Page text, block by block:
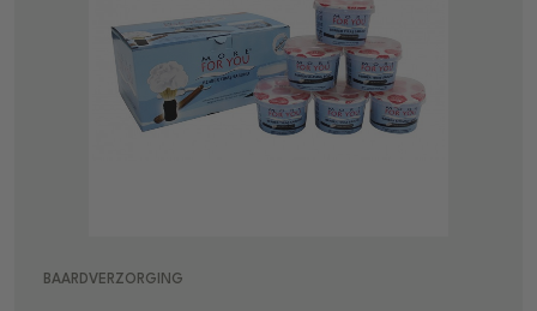
BAARDVERZORGING